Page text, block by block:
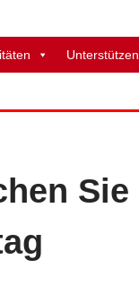
Unterstützen
Sie